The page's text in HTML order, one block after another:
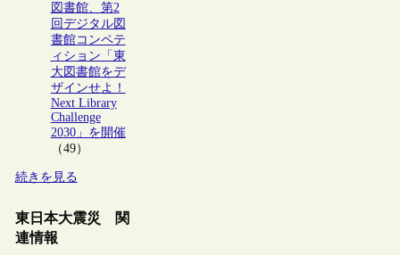
図書館、第2
回デジタル図
書館コンペテ
ィション「東
大図書館をデ
ザインせよ！
Next Library
Challenge
2030」を開催
（49）
続きを見る
東日本大震災 関
連情報